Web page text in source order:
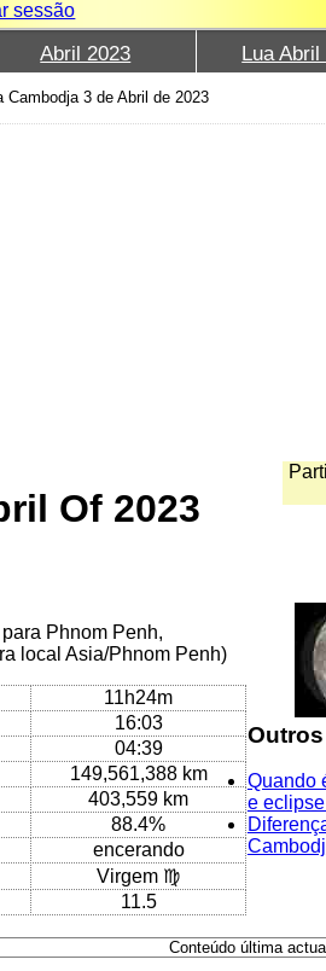
sessão
Abril 2023 Lua Abril
Cambodja 3 de Abril de 2023
Of 2023
Phnom Penh,
local Asia/Phnom Penh)
11h24m
16:03
04:39
149,561,388 km
403,559 km
88.4%
encerando
Virgem ♍
11.5
Quando
e
Conteúdo última